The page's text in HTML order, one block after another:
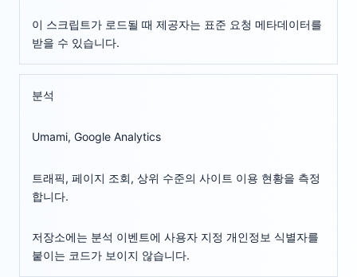
이 스크립트가 로드될 때 제공자는 표준 요청 메타데이터를
받을 수 있습니다.
분석
Umami, Google Analytics
트래픽, 페이지 조회, 상위 수준의 사이트 이용 현황을 측정
합니다.
저장소에는 분석 이벤트에 사용자 지정 개인정보 식별자를
붙이는 코드가 보이지 않습니다.